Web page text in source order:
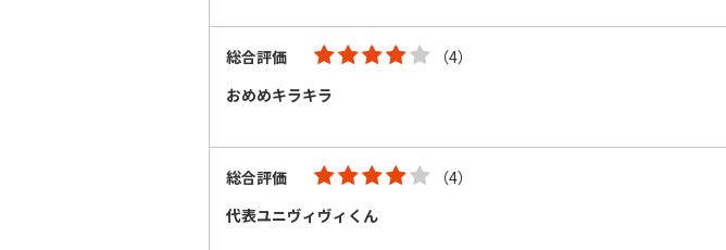
総合評価
（4）
おめめキラキラ
総合評価
（4）
代表ユニヴィヴィくん